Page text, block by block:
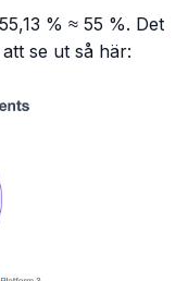
% ≈ 55 %. Det
se ut så här: